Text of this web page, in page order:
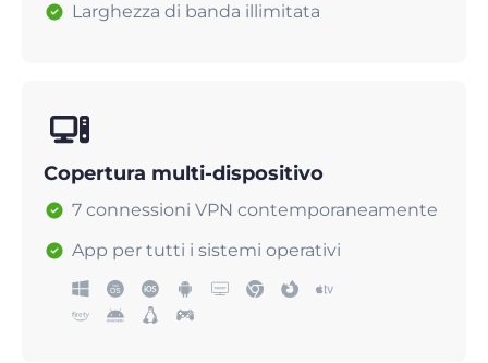
Larghezza di banda illimitata
Copertura multi-dispositivo
7 connessioni VPN contemporaneamente
App per tutti i sistemi operativi